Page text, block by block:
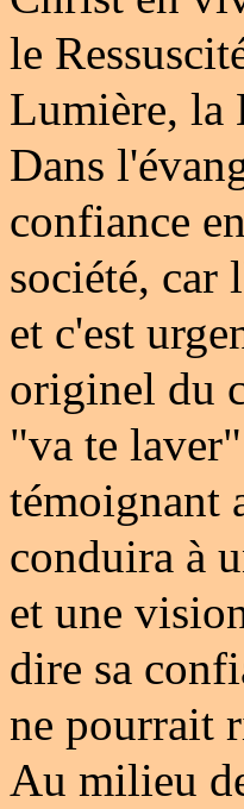
le
Lumière, la
Dans
confiance
société, car
et c'est
originel du
"va te
témoignant
conduira à
et une
dire sa
ne pourrait
Au milieu